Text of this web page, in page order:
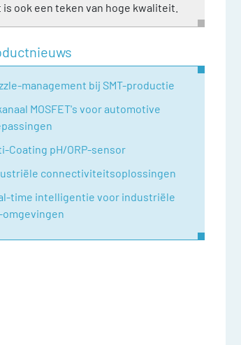
is ook een teken van hoge kwaliteit.
management bij SMT-productie
MOSFET's voor automotive
Coating pH/ORP-sensor
connectiviteitsoplossingen
time intelligentie voor industriële
omgevingen